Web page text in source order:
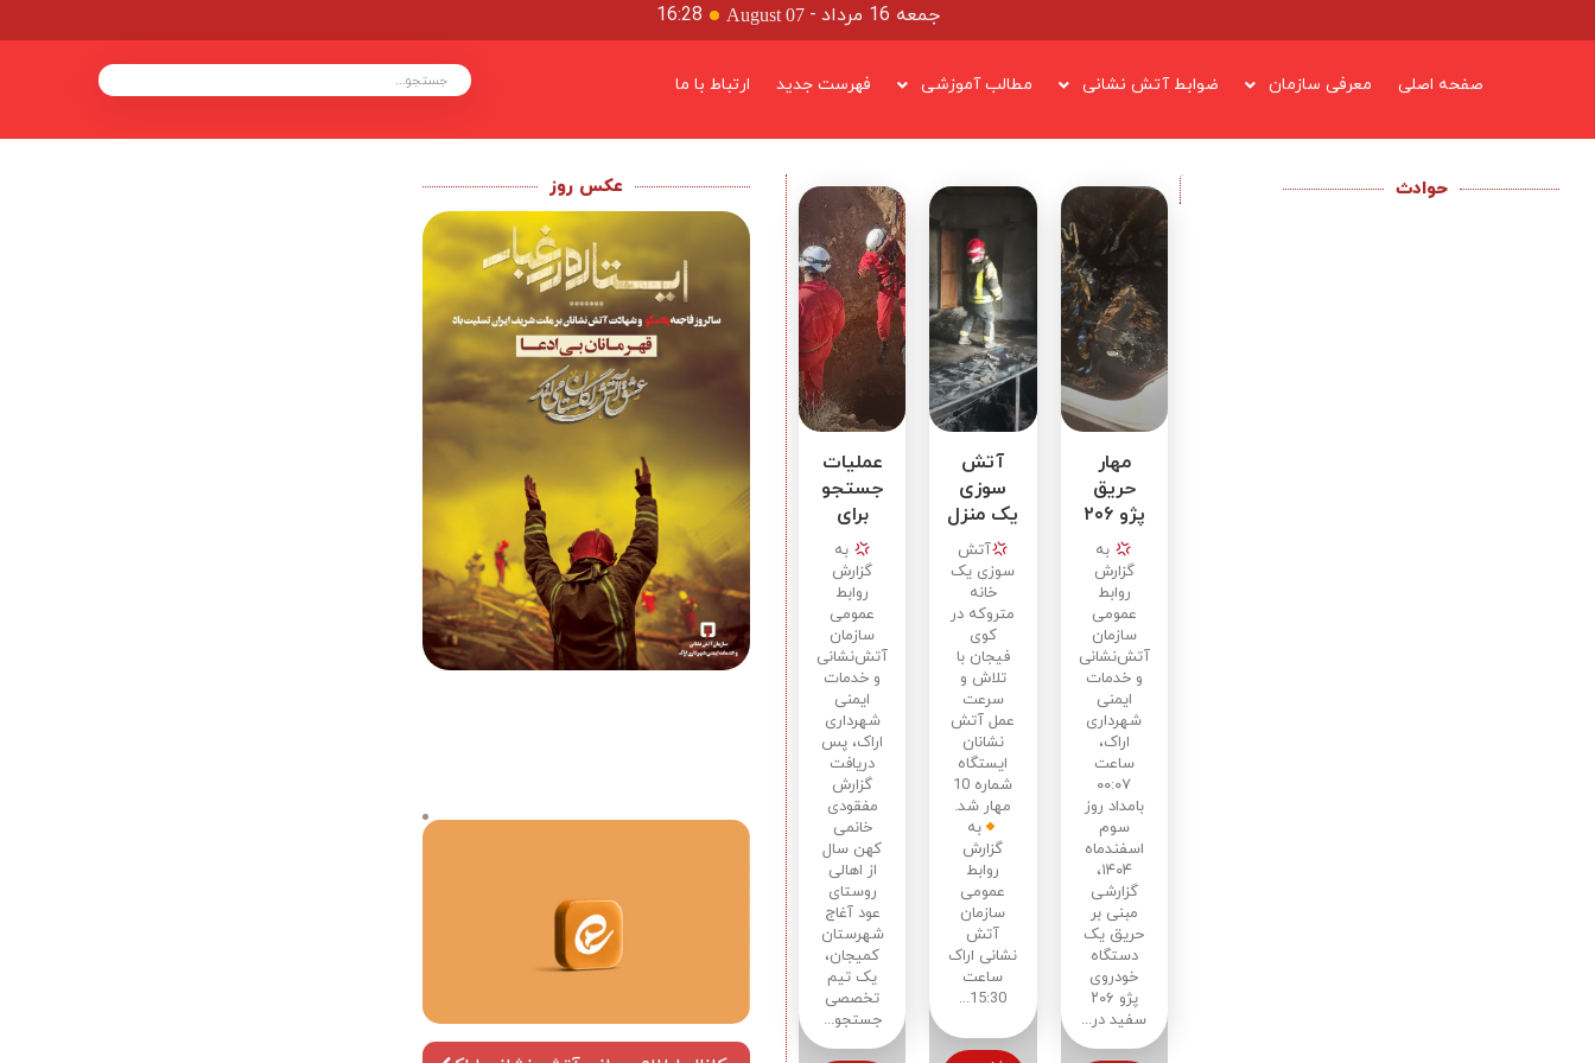
جمعه 16 مرداد -
August 07
16:28
صفحه اصلی معرفی سازمان ضوابط آتش نشانی مطالب آموزشی فهرست جدید ارتباط با ما
حوادث
مهار
حریق
پژو ۲۰۶
در
خیابان
جهرم
به
گزارش
روابط
عمومی
سازمان
آتش‌نشانی
و خدمات
ایمنی
شهرداری
اراک،
ساعت
۰۰:۰۷
بامداد روز
سوم
اسفند‌ماه
۱۴۰۴،
گزارشی
مبنی بر
حریق یک
دستگاه
خودروی
پژو ۲۰۶
سفید در...
آتش
سوزی
یک منزل
متروکه
در کوی
فیجان
آتش
سوزی یک
خانه
متروکه در
کوی
فیجان با
تلاش و
سرعت
عمل آتش
نشانان
ایستگاه
شماره 10
مهار شد.
به
گزارش
روابط
عمومی
سازمان
آتش
نشانی اراک
ساعت
15:30...
عملیات
جستجو
برای
یافتن
خانم
کهن
سال،
مفقودی
در
روستای
عود
آغاج
به
گزارش
روابط
عمومی
سازمان
آتش‌نشانی
و خدمات
ایمنی
شهرداری
اراک، پس
دریافت
گزارش
مفقودی
خانمی
کهن سال
از اهالی
روستای
عود آغاج
شهرستان
کمیجان،
یک تیم
تخصصی
جستجو...
عکس روز